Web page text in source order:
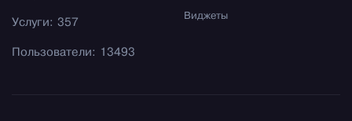
Виджеты
Услуги: 357
Пользователи: 13493